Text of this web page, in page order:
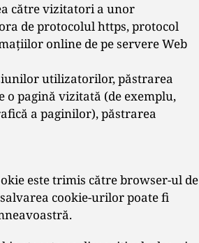
către vizitatori a unor
de protocolul https, protocol
online de pe servere Web
utilizatorilor, păstrarea
pagină vizitată (de exemplu,
a paginilor), păstrarea
este trimis către browser-ul de
cookie-urilor poate fi